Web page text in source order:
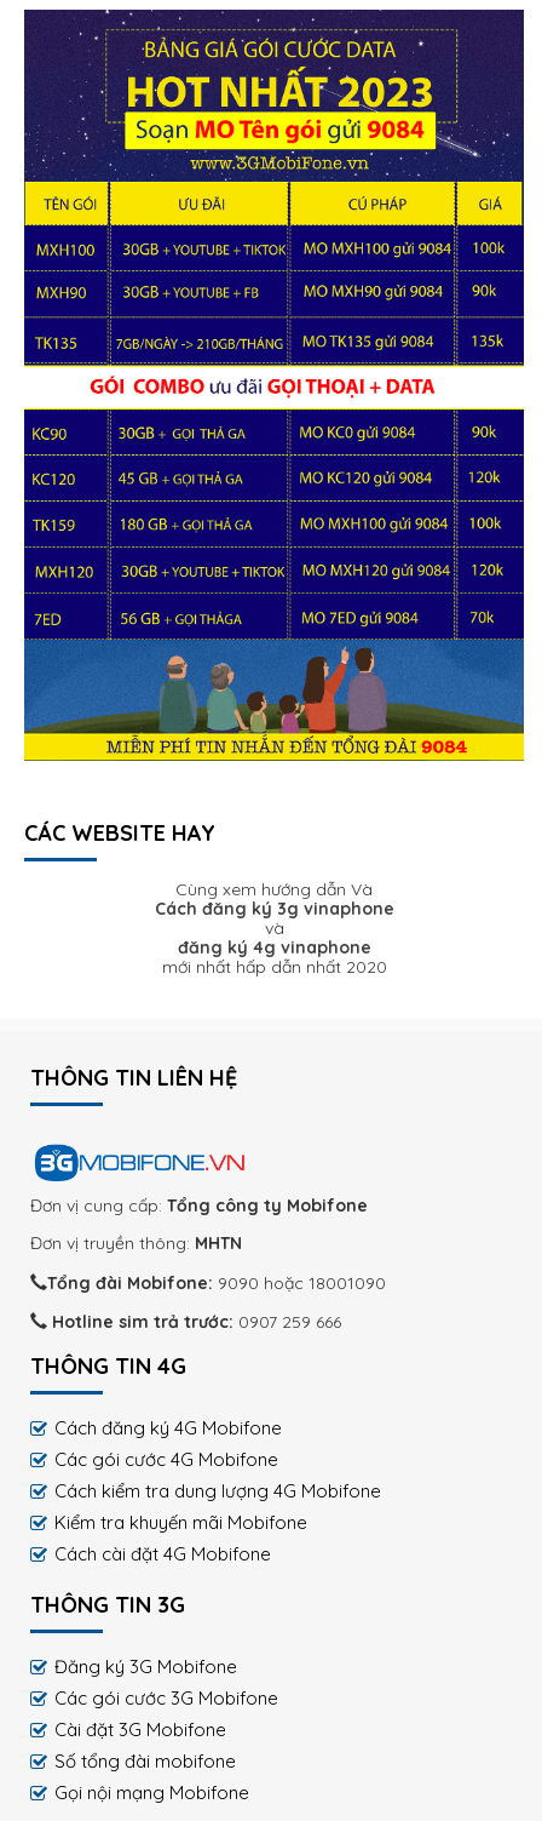
CÁC WEBSITE HAY
Cùng xem hướng dẫn Và
Cách đăng ký 3g vinaphone
và
đăng ký 4g vinaphone
mới nhất hấp dẫn nhất 2020
THÔNG TIN LIÊN HỆ
Đơn vị cung cấp: Tổng công ty Mobifone
Đơn vị truyền thông: MHTN
Tổng đài Mobifone: 9090 hoặc 18001090
Hotline sim trả trước: 0907 259 666
THÔNG TIN 4G
Cách đăng ký 4G Mobifone
Các gói cước 4G Mobifone
Cách kiểm tra dung lượng 4G Mobifone
Kiểm tra khuyến mãi Mobifone
Cách cài đặt 4G Mobifone
THÔNG TIN 3G
Đăng ký 3G Mobifone
Các gói cước 3G Mobifone
Cài đặt 3G Mobifone
Số tổng đài mobifone
Gọi nội mạng Mobifone